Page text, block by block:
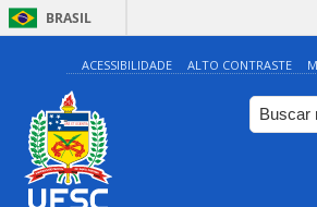
BRASIL
ACESSIBILIDADE ALTO CONTRASTE